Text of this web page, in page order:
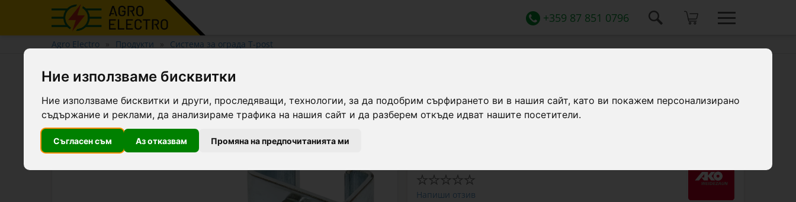
Ние използваме бисквитки
Ние използваме бисквитки и други, проследяващи, технологии, за да подобрим сърфирането ви в нашия сайт, като ви покажем персонализирано
съдържание и реклами, да анализираме трафика на нашия сайт и да разберем откъде идват нашите посетители.
Съгласен съм Аз отказвам Промяна на предпочитанията ми
+359 87 851 0796
Agro Electro Продукти Система за ограда T-post
T-post изолатор за врата
Изолатор на вратата за системи с T-post стълбове.
Напиши отзив